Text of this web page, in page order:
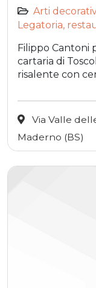
Arti
Legatoria,
Filippo Cantoni
cartaria di
risalente con
Via Valle
Maderno (BS)